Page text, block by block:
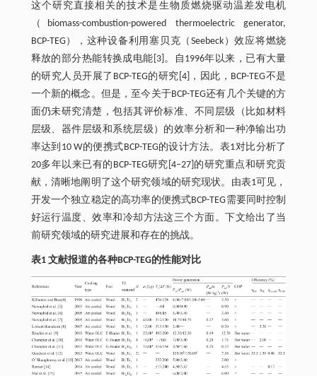
这个研究直接相关的技术是生物质燃烧驱动温差发电机
（biomass-combustion-powered thermoelectric generator,
BCP-TEG），这种设备利用塞贝克（Seebeck）效应将燃烧
释放的部分热能转换成电能[3]。自1996年以来，已有大量
的研究人员开展了BCP-TEG的研究[4]，因此，BCP-TEG不是
一个新的概念。但是，至今关于BCP-TEG还有几个关键的方
面仍未研究清楚，包括其评价标准、不同层级（比如材料
层级、器件层级和系统层级）的效率分析和一种净输出功
率达到10 W的便携式BCP-TEG的设计方法。表1对比分析了
20多年以来已有的BCP-TEG研究[4‒27]的研究重点和研究贡
献，清晰地阐明了这个研究领域的研究现状。由表1可见，
开发一个独立稳定的高功率的便携式BCP-TEG需要同时控制
好运行温度、效率和冷却方法这三个方面。下文给出了当
前研究领域的研究进展和存在的挑战。
表1 文献报道的各种BCP-TEG的性能对比